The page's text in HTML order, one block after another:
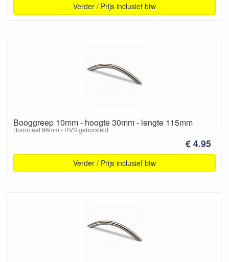
Verder / Prijs inclusief btw
Booggreep 10mm - hoogte 30mm - lengte 115mm
Boormaat 96mm - RVS geborsteld
€ 4.95
Verder / Prijs inclusief btw